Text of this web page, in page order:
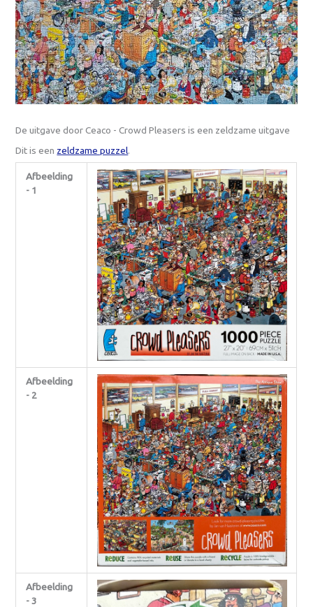
De uitgave door Ceaco - Crowd Pleasers is een zeldzame uitgave
Dit is een zeldzame puzzel.
Afbeelding
- 1
Afbeelding
- 2
Afbeelding
- 3